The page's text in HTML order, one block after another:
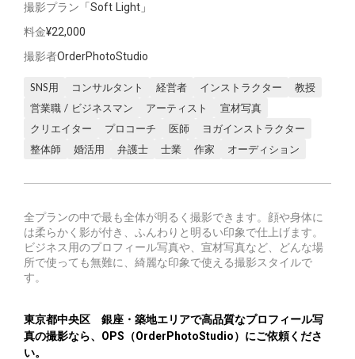
撮影プラン 「Soft Light」
料金¥22,000
撮影者OrderPhotoStudio
SNS用 コンサルタント 経営者 インストラクター
教授
営業職 / ビジネスマン
アーティスト
宣材写真
クリエイター
プロコーチ 医師
ヨガインストラクター
整体師
婚活用 弁護士 士業 作家 オーディション
全プランの中で最も全体が明るく撮影できます。顔や身体に
は柔らかく影が付き、ふんわりと明るい印象で仕上げます。
ビジネス用のプロフィール写真や、宣材写真など、どんな場
所で使っても無難に、綺麗な印象で使える撮影スタイルで
す。
東京都中央区 銀座・築地エリアで高品質なプロフィール写
真の撮影なら、OPS（OrderPhotoStudio）にご依頼くださ
い。